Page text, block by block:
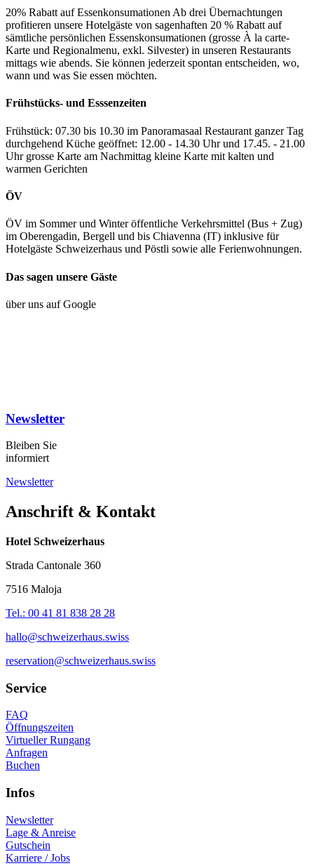
20% Rabatt auf Essenkonsumationen Ab drei Übernachtungen
profitieren unsere Hotelgäste von sagenhaften 20 % Rabatt auf
sämtliche persönlichen Essenskonsumationen (grosse À la carte-
Karte und Regionalmenu, exkl. Silvester) in unseren Restaurants
mittags wie abends. Sie können jederzeit spontan entscheiden, wo,
wann und was Sie essen möchten.
Frühstücks- und Esssenzeiten
Frühstück: 07.30 bis 10.30 im Panoramasaal Restaurant ganzer Tag
durchgehend Küche geöffnet: 12.00 - 14.30 Uhr und 17.45. - 21.00
Uhr grosse Karte am Nachmittag kleine Karte mit kalten und
warmen Gerichten
ÖV
ÖV im Sommer und Winter öffentliche Verkehrsmittel (Bus + Zug)
im Oberengadin, Bergell und bis Chiavenna (IT) inklusive für
Hotelgäste Schweizerhaus und Pöstli sowie alle Ferienwohnungen.
Das sagen unsere Gäste
über uns auf Google
Newsletter
Bleiben Sie
informiert
Newsletter
Anschrift & Kontakt
Hotel Schweizerhaus
Strada Cantonale 360
7516 Maloja
Tel.: 00 41 81 838 28 28
hallo@schweizerhaus.swiss
reservation@schweizerhaus.swiss
Service
FAQ
Öffnungszeiten
Virtueller Rungang
Anfragen
Buchen
Infos
Newsletter
Lage & Anreise
Gutschein
Karriere / Jobs